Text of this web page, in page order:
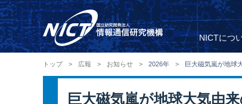
NICTにつ
トップ > 広報 > お知らせ > 2026年 > 巨大磁気嵐が地球
巨大磁気嵐が地球大気由